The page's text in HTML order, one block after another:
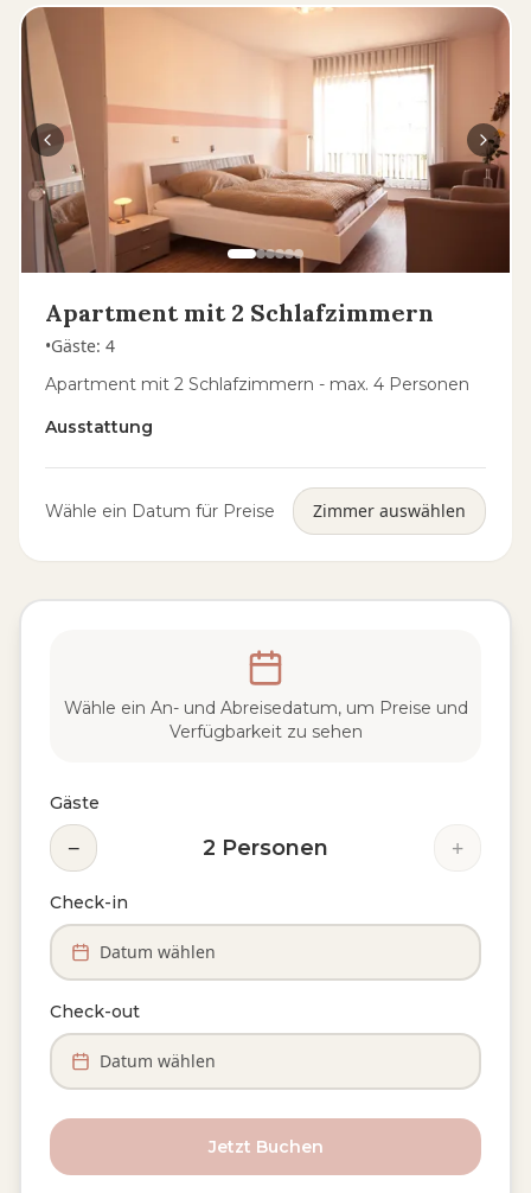
Apartment mit 2 Schlafzimmern
•Gäste: 4
Apartment mit 2 Schlafzimmern - max. 4 Personen
Ausstattung
Wähle ein Datum für Preise Zimmer auswählen
Wähle ein An- und Abreisedatum, um Preise und
Verfügbarkeit zu sehen
Gäste
− 2 Personen +
Check-in
Datum wählen
Check-out
Datum wählen
Jetzt Buchen